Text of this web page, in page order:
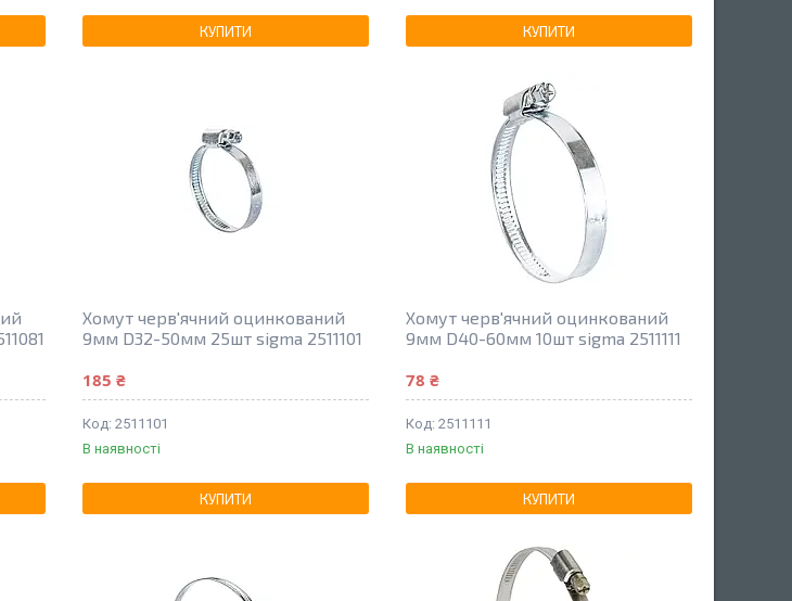
КУПИТИ КУПИТИ
Хомут черв'ячний оцинкований
9мм D32-50мм 25шт sigma 2511101
185 ₴
2511101
В наявності
КУПИТИ
Хомут черв'ячний оцинкований
9мм D40-60мм 10шт sigma 2511111
78 ₴
2511111
В наявності
КУПИТИ